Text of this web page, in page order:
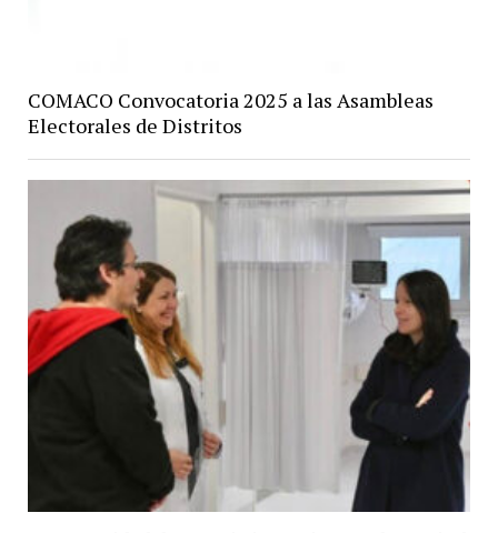
COMACO Convocatoria 2025 a las Asambleas
Electorales de Distritos